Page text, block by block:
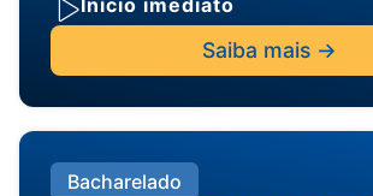
Início imediato
Saiba mais ->
Bacharelado